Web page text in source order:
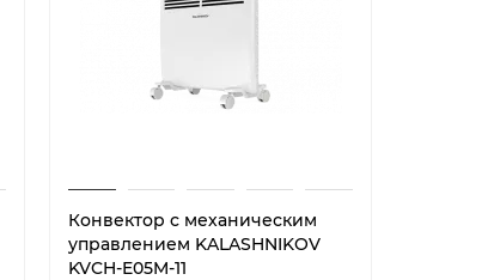
Конвектор с механическим
управлением KALASHNIKOV
KVCH-E05M-11